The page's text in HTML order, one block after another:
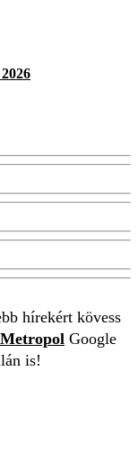
hírekért kövess
Metropol Google
is!